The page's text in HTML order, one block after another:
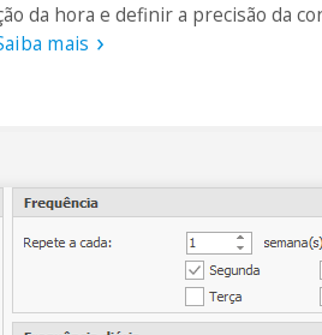
da hora e definir a precisão da
mais